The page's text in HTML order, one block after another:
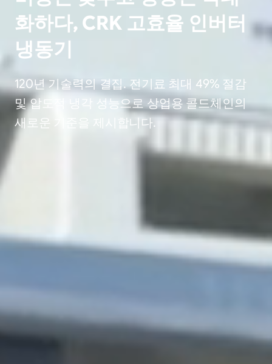
화하다, CRK 고효율 인버터
냉동기
120년 기술력의 결집. 전기료 최대 49% 절감
및 압도적 냉각 성능으로 상업용 콜드체인의
새로운 기준을 제시합니다.